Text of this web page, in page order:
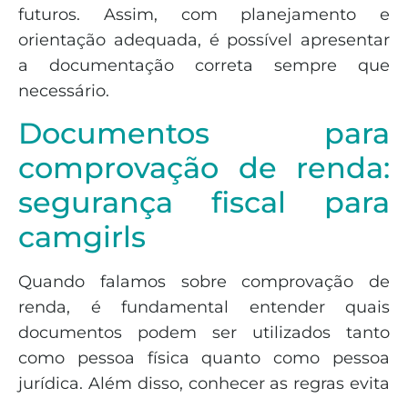
futuros. Assim, com planejamento e
orientação adequada, é possível apresentar
a documentação correta sempre que
necessário.
Documentos para
comprovação de renda:
segurança fiscal para
camgirls
Quando falamos sobre comprovação de
renda, é fundamental entender quais
documentos podem ser utilizados tanto
como pessoa física quanto como pessoa
jurídica. Além disso, conhecer as regras evita